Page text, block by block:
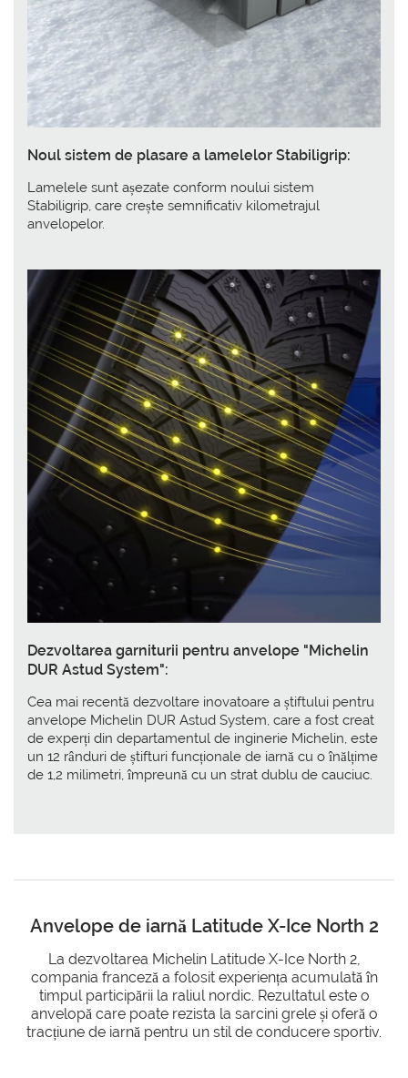
Noul sistem de plasare a lamelelor Stabiligrip:
Lamelele sunt așezate conform noului sistem
Stabiligrip, care crește semnificativ kilometrajul
anvelopelor.
Dezvoltarea garniturii pentru anvelope "Michelin
DUR Astud System":
Cea mai recentă dezvoltare inovatoare a știftului pentru
anvelope Michelin DUR Astud System, care a fost creat
de experți din departamentul de inginerie Michelin, este
un 12 rânduri de știfturi funcționale de iarnă cu o înălțime
de 1,2 milimetri, împreună cu un strat dublu de cauciuc.
Anvelope de iarnă Latitude X-Ice North 2
La dezvoltarea Michelin Latitude X-Ice North 2,
compania franceză a folosit experiența acumulată în
timpul participării la raliul nordic. Rezultatul este o
anvelopă care poate rezista la sarcini grele și oferă o
tracțiune de iarnă pentru un stil de conducere sportiv.